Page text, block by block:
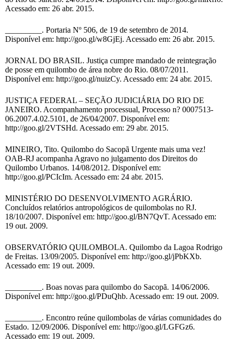
Acessado em: 26 abr. 2015.
_________. Portaria Nº 506, de 19 de setembro de 2014.
Disponível em: http://goo.gl/w8GjEj. Acessado em: 26 abr. 2015.
JORNAL DO BRASIL. Justiça cumpre mandado de reintegração
de posse em quilombo de área nobre do Rio. 08/07/2011.
Disponível em: http://goo.gl/nuizCy. Acessado em: 24 abr. 2015.
JUSTIÇA FEDERAL – SEÇÃO JUDICIÁRIA DO RIO DE
JANEIRO. Acompanhamento processual, Processo n? 0007513-
06.2007.4.02.5101, de 26/04/2007. Disponível em:
http://goo.gl/2VTSHd. Acessado em: 29 abr. 2015.
MINEIRO, Tito. Quilombo do Sacopã Urgente mais uma vez!
OAB-RJ acompanha Agravo no julgamento dos Direitos do
Quilombo Urbanos. 14/08/2012. Disponível em:
http://goo.gl/PCIcIm. Acessado em: 24 abr. 2015.
MINISTÉRIO DO DESENVOLVIMENTO AGRÁRIO.
Concluídos relatórios antropológicos de quilombolas no RJ.
18/10/2007. Disponível em: http://goo.gl/BN7QvT. Acessado em:
19 out. 2009.
OBSERVATÓRIO QUILOMBOLA. Quilombo da Lagoa Rodrigo
de Freitas. 13/09/2005. Disponível em: http://goo.gl/jPbKXb.
Acessado em: 19 out. 2009.
_________. Boas novas para quilombo do Sacopã. 14/06/2006.
Disponível em: http://goo.gl/PDuQhb. Acessado em: 19 out. 2009.
_________. Encontro reúne quilombolas de várias comunidades do
Estado. 12/09/2006. Disponível em: http://goo.gl/LGFGz6.
Acessado em: 19 out. 2009.